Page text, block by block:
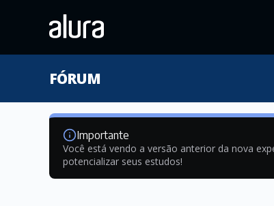
FÓRUM
Importante
Você está vendo a versão anterior da nova
potencializar seus estudos!